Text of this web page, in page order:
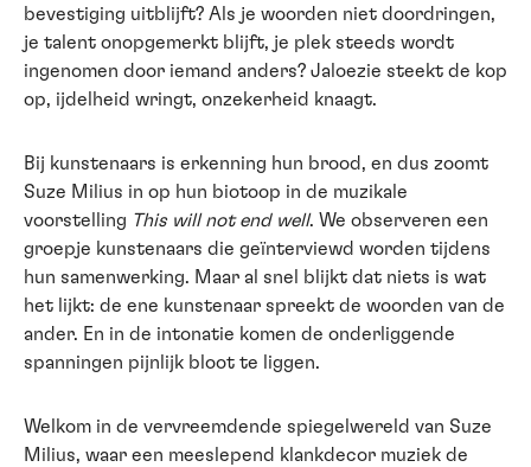
bevestiging uitblijft? Als je woorden niet doordringen,
je talent onopgemerkt blijft, je plek steeds wordt
ingenomen door iemand anders? Jaloezie steekt de kop
op, ijdelheid wringt, onzekerheid knaagt.
Bij kunstenaars is erkenning hun brood, en dus zoomt
Suze Milius in op hun biotoop in de muzikale
voorstelling This will not end well. We observeren een
groepje kunstenaars die geïnterviewd worden tijdens
hun samenwerking. Maar al snel blijkt dat niets is wat
het lijkt: de ene kunstenaar spreekt de woorden van de
ander. En in de intonatie komen de onderliggende
spanningen pijnlijk bloot te liggen.
Welkom in de vervreemdende spiegelwereld van Suze
Milius, waar een meeslepend klankdecor muziek de